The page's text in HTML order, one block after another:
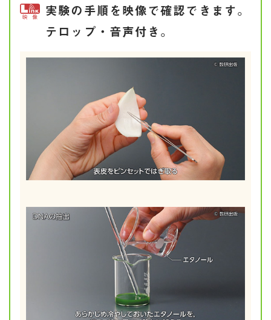
実験の手順を映像で確認できます。
テロップ・音声付き。